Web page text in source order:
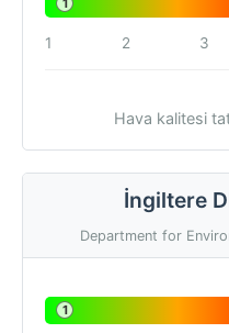
1
1 2 3
Hava kalitesi
İngiltere
Department for
1